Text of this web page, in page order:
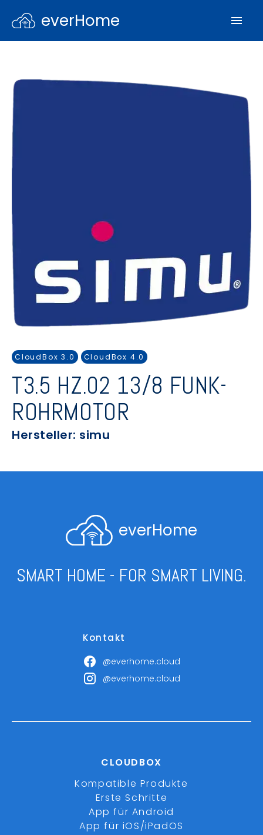
everHome
CloudBox 3.0 CloudBox 4.0
T3.5 HZ.02 13/8 FUNK-
ROHRMOTOR
Hersteller: simu
everHome
SMART HOME - FOR SMART LIVING.
Kontakt
@everhome.cloud
@everhome.cloud
CLOUDBOX
Kompatible Produkte
Erste Schritte
App für Android
App für iOS/iPadOS